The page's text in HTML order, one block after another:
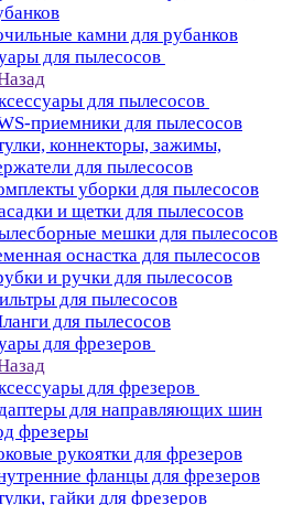
камни для рубанков
для пылесосов
для пылесосов
приемники для пылесосов
коннекторы, зажимы,
для пылесосов
уборки для пылесосов
и щетки для пылесосов
мешки для пылесосов
оснастка для пылесосов
и ручки для пылесосов
для пылесосов
для пылесосов
для фрезеров
для фрезеров
для направляющих шин
фрезеры
рукоятки для фрезеров
фланцы для фрезеров
гайки для фрезеров